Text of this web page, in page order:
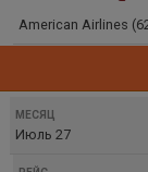
American Airlines
Июль 27